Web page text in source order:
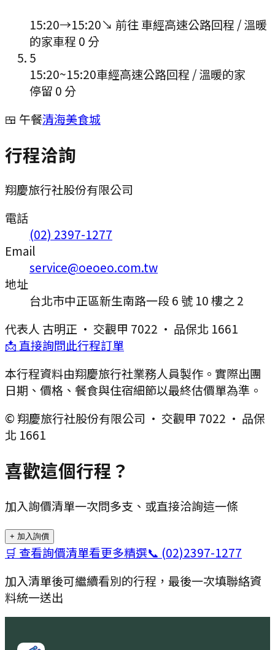
15:20→15:20↘ 前往 車經高速公路回程 / 溫暖
的家車程 0 分
5
15:20~15:20車經高速公路回程 / 溫暖的家
停留 0 分
🍱 午餐清海美食城
行程洽詢
翔慶旅行社股份有限公司
電話
(02) 2397-1277
Email
service@oeoeo.com.tw
地址
台北市中正區新生南路一段 6 號 10 樓之 2
代表人 古明正 · 交觀甲 7022 · 品保北 1661
📩 直接詢問此行程訂單
本行程資料由翔慶旅行社業務人員製作。實際出團
日期、價格、餐食與住宿細節以最終估價單為準。
© 翔慶旅行社股份有限公司 · 交觀甲 7022 · 品保
北 1661
喜歡這個行程？
加入詢價清單一次問多支、或直接洽詢這一條
+ 加入詢價
🛒 查看詢價清單看更多精選📞 (02)2397-1277
加入清單後可繼續看別的行程，最後一次填聯絡資
料統一送出